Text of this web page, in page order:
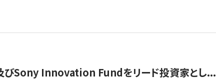
及びSony Innovation Fundをリード投資家とし...